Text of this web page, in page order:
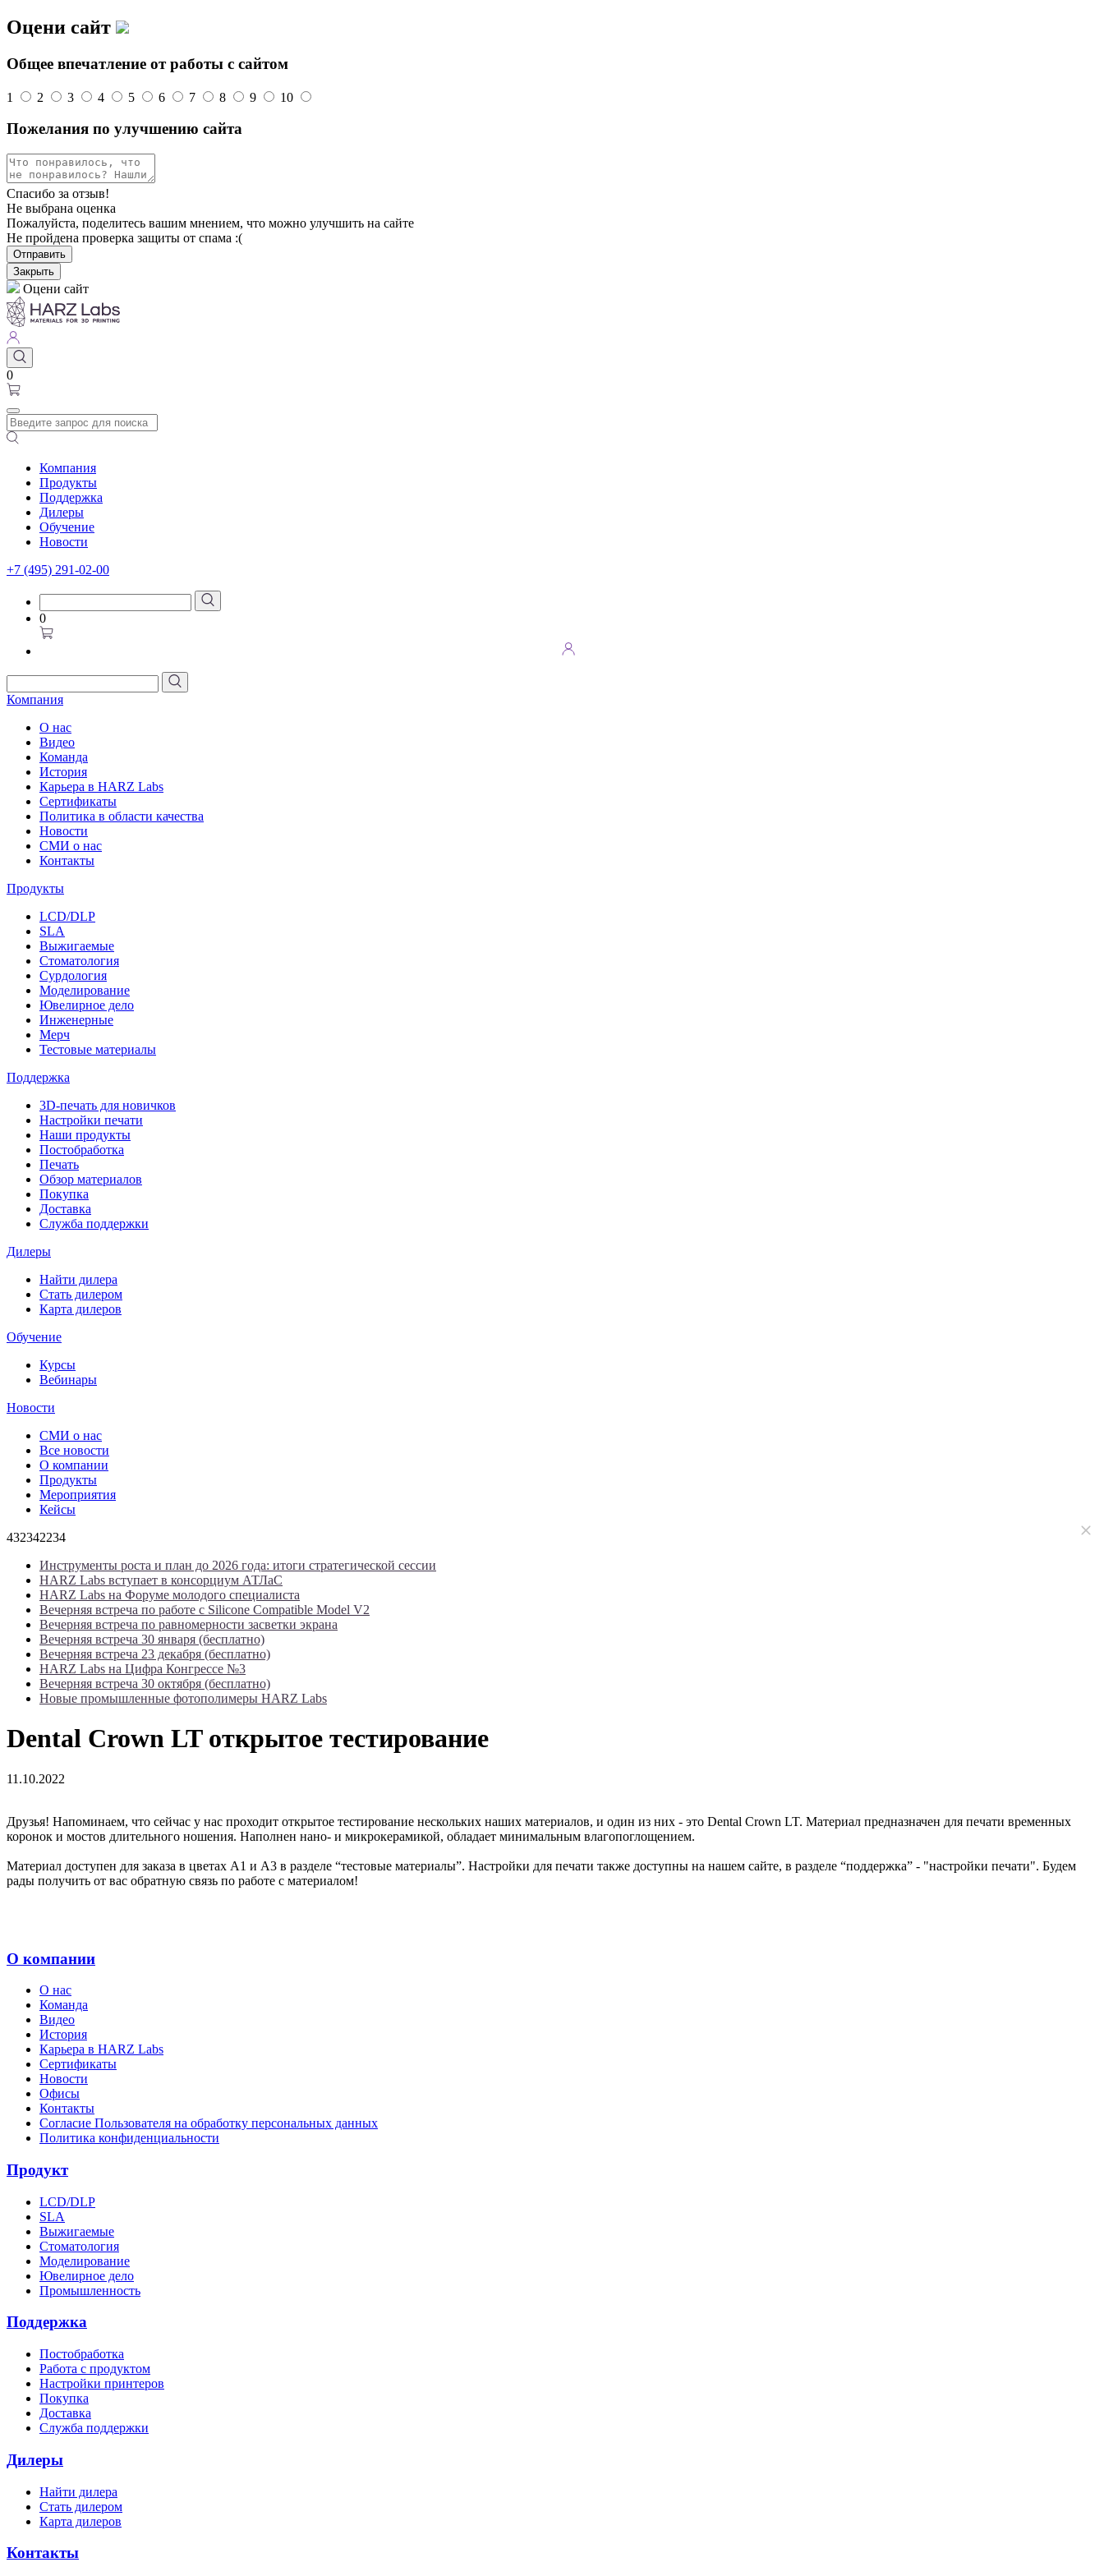
Оцени сайт
Общее впечатление от работы с сайтом
1 2 3 4 5 6 7 8 9 10
Пожелания по улучшению сайта
Спасибо за отзыв!
Не выбрана оценка
Пожалуйста, поделитесь вашим мнением, что можно улучшить на сайте
Не пройдена проверка защиты от спама :(
Отправить
Закрыть
Оцени сайт
0
Компания
Продукты
Поддержка
Дилеры
Обучение
Новости
+7 (495) 291-02-00
0
Компания
О нас
Видео
Команда
История
Карьера в HARZ Labs
Сертификаты
Политика в области качества
Новости
СМИ о нас
Контакты
Продукты
LCD/DLP
SLA
Выжигаемые
Стоматология
Сурдология
Моделирование
Ювелирное дело
Инженерные
Мерч
Тестовые материалы
Поддержка
3D-печать для новичков
Настройки печати
Наши продукты
Постобработка
Печать
Обзор материалов
Покупка
Доставка
Служба поддержки
Дилеры
Найти дилера
Cтать дилером
Карта дилеров
Обучение
Курсы
Вебинары
Новости
СМИ о нас
Все новости
О компании
Продукты
Мероприятия
Кейсы
432342234
Инструменты роста и план до 2026 года: итоги стратегической сессии
HARZ Labs вступает в консорциум АТЛаС
HARZ Labs на Форуме молодого специалиста
Вечерняя встреча по работе с Silicone Compatible Model V2
Вечерняя встреча по равномерности засветки экрана
Вечерняя встреча 30 января (бесплатно)
Вечерняя встреча 23 декабря (бесплатно)
HARZ Labs на Цифра Конгрессе №3
Вечерняя встреча 30 октября (бесплатно)
Новые промышленные фотополимеры HARZ Labs
Dental Crown LT открытое тестирование
11.10.2022
Друзья! Напоминаем, что сейчас у нас проходит открытое тестирование нескольких наших материалов, и один из них - это Dental Crown LT. Материал предназначен для печати временных
коронок и мостов длительного ношения. Наполнен нано- и микрокерамикой, обладает минимальным влагопоглощением.
Материал доступен для заказа в цветах А1 и А3 в разделе “тестовые материалы”. Настройки для печати также доступны на нашем сайте, в разделе “поддержка” - "настройки печати". Будем
рады получить от вас обратную связь по работе с материалом!
О компании
О нас
Команда
Видео
История
Карьера в HARZ Labs
Сертификаты
Новости
Офисы
Контакты
Согласие Пользователя на обработку персональных данных
Политика конфиденциальности
Продукт
LCD/DLP
SLA
Выжигаемые
Стоматология
Моделирование
Ювелирное дело
Промышленность
Поддержка
Постобработка
Работа с продуктом
Настройки принтеров
Покупка
Доставка
Служба поддержки
Дилеры
Найти дилера
Cтать дилером
Карта дилеров
Контакты